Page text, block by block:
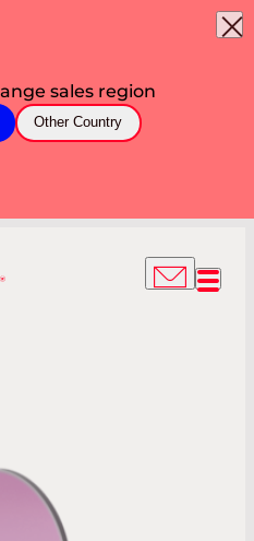
sales region
Other Country